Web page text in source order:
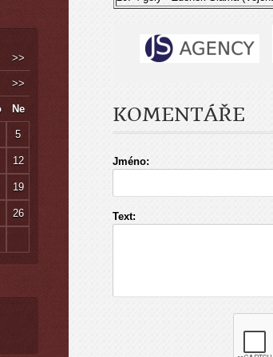
KOMENTÁŘE
Jméno:
Text:
>>
>>
Ne
5
12
19
26